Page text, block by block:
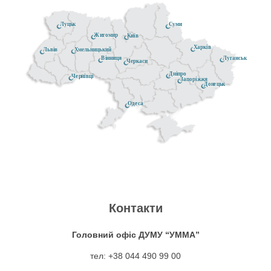
Донецьк
Житомир
Черкаси
Чернівці
Київ
Луганськ
Хмельницький
Луцьк
Дніпро
Одеса
Суми
Вінниця
Запоріжжя
Львів Харків
Контакти
Головний офіс ДУМУ “УММА”
тел: +38 044 490 99 00